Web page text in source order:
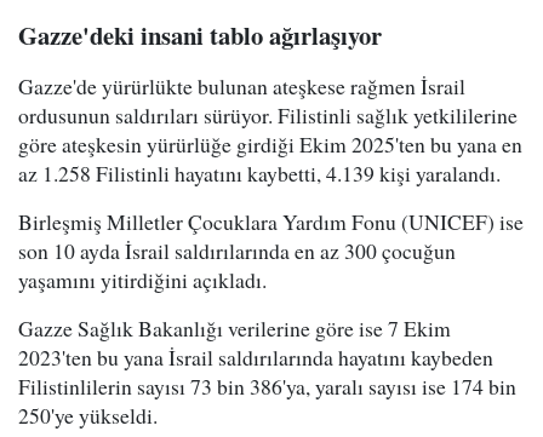
Gazze'deki insani tablo ağırlaşıyor
Gazze'de yürürlükte bulunan ateşkese rağmen İsrail
ordusunun saldırıları sürüyor. Filistinli sağlık yetkililerine
göre ateşkesin yürürlüğe girdiği Ekim 2025'ten bu yana en
az 1.258 Filistinli hayatını kaybetti, 4.139 kişi yaralandı.
Birleşmiş Milletler Çocuklara Yardım Fonu (UNICEF) ise
son 10 ayda İsrail saldırılarında en az 300 çocuğun
yaşamını yitirdiğini açıkladı.
Gazze Sağlık Bakanlığı verilerine göre ise 7 Ekim
2023'ten bu yana İsrail saldırılarında hayatını kaybeden
Filistinlilerin sayısı 73 bin 386'ya, yaralı sayısı ise 174 bin
250'ye yükseldi.